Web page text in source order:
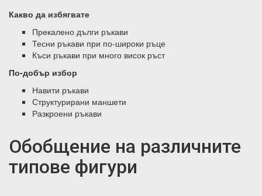
Какво да избягвате
Прекалено дълги ръкави
Тесни ръкави при по-широки ръце
Къси ръкави при много висок ръст
По-добър избор
Навити ръкави
Структурирани маншети
Разкроени ръкави
Обобщение на различните
типове фигури